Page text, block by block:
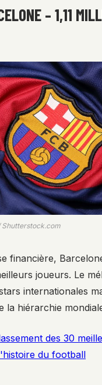
– 1,11
Shutterstock.com
financière,
joueurs. Le
internationales
la hiérarchie
des 30
du football